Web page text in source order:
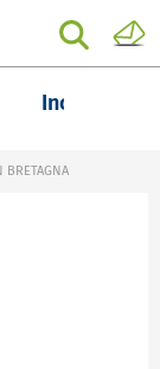
Inchieste
BRETAGNA